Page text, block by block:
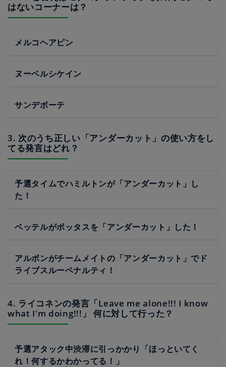
はないコーナーは？
メルコヘアピン
ヌーベルシケイン
サンデボーテ
3. 次のうち正しい「アンダーカット」の使い方をし
てる発言はどれ？
予選タイムでハミルトンが「アンダーカット」し
た！
ベッテルがボッタスを「アンダーカット」した！
アルボンがチームメイトの「アンダーカット」でド
ライブスルーペナルティ！
4. ライコネンの発言「Leave me alone!!! I know
what I'm doing!!!」 何に対して行った？
予選アタック中渋滞に引っかかり「ほっといてく
れ！何するかわかってる！」